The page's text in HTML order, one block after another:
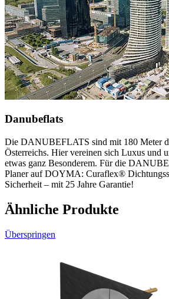
Danubeflats
Die DANUBEFLATS sind mit 180 Meter
Österreichs. Hier vereinen sich Luxus und
etwas ganz Besonderem. Für die
Planer auf DOYMA: Curaflex®
Sicherheit – mit 25 Jahre Garantie!
Ähnliche Produkte
Überspringen